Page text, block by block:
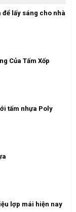
để lấy sáng cho nhà
Của Tấm Xốp
tấm nhựa Poly
lợp mái hiện nay